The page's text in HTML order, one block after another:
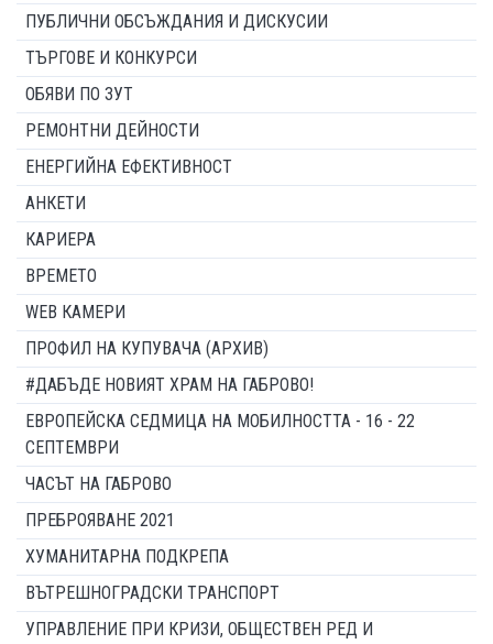
ПУБЛИЧНИ ОБСЪЖДАНИЯ И ДИСКУСИИ
ТЪРГОВЕ И КОНКУРСИ
ОБЯВИ ПО ЗУТ
РЕМОНТНИ ДЕЙНОСТИ
ЕНЕРГИЙНА ЕФЕКТИВНОСТ
АНКЕТИ
КАРИЕРА
ВРЕМЕТО
WEB КАМЕРИ
ПРОФИЛ НА КУПУВАЧА (АРХИВ)
#ДАБЪДЕ НОВИЯТ ХРАМ НА ГАБРОВО!
ЕВРОПЕЙСКА СЕДМИЦА НА МОБИЛНОСТТА - 16 - 22
СЕПТЕМВРИ
ЧАСЪТ НА ГАБРОВО
ПРЕБРОЯВАНЕ 2021
ХУМАНИТАРНА ПОДКРЕПА
ВЪТРЕШНОГРАДСКИ ТРАНСПОРТ
УПРАВЛЕНИЕ ПРИ КРИЗИ, ОБЩЕСТВЕН РЕД И